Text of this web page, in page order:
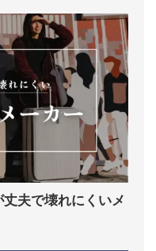
夫で壊れにくいメ